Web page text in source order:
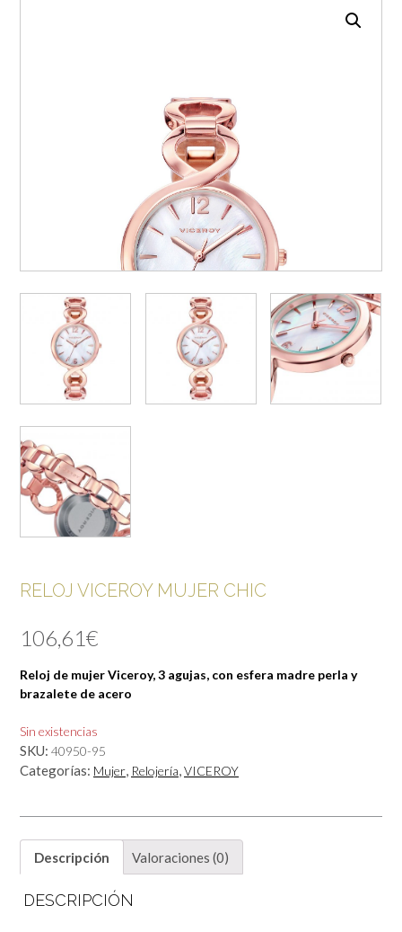
RELOJ VICEROY MUJER CHIC
106,61€
Reloj de mujer Viceroy, 3 agujas, con esfera madre perla y
brazalete de acero
Sin existencias
SKU: 40950-95
Categorías: Mujer, Relojería,VICEROY
Descripción Valoraciones (0)
DESCRIPCIÓN